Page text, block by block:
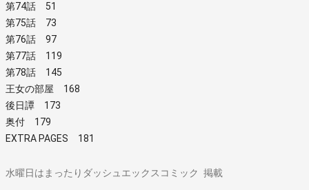
第74話 51
第75話 73
第76話 97
第77話 119
第78話 145
王女の部屋 168
後日譚 173
奥付 179
EXTRA PAGES 181
水曜日はまったりダッシュエックスコミック 掲載